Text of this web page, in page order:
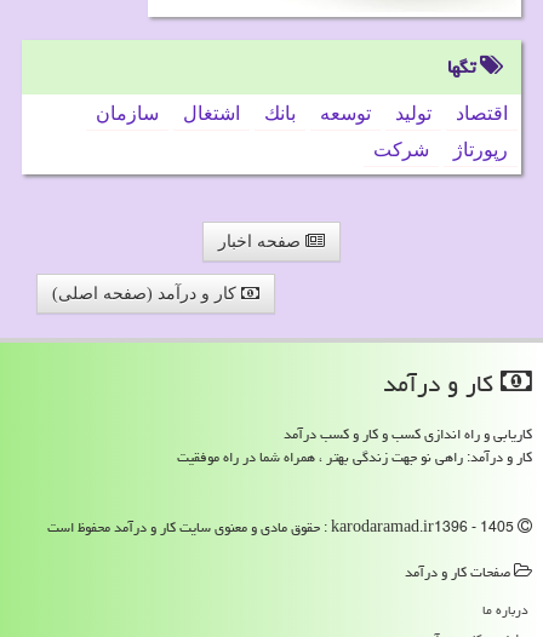
تگها
اقتصاد تولید توسعه بانك اشتغال
سازمان
رپورتاژ
شركت
صفحه اخبار
کار و درآمد (صفحه اصلی)
كار و درآمد
کاریابی و راه اندازی کسب و کار و کسب درآمد
کار و درآمد: راهی نو جهت زندگی بهتر ، همراه شما در راه موفقیت
صفحات كار و درآمد
درباره ما